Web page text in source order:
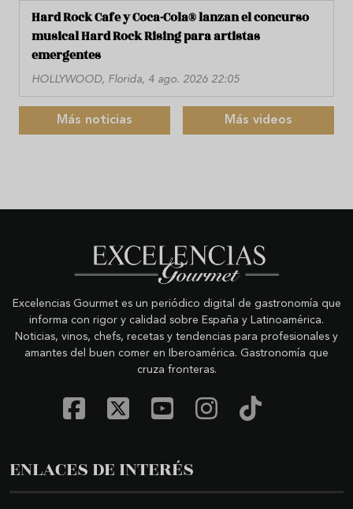
Hard Rock Cafe y Coca-Cola® lanzan el concurso
musical Hard Rock Rising para artistas
emergentes
HOLLYWOOD, Florida, 4 ago. 2026 22:05
Más noticias Más videos
Excelencias Gourmet es un periódico digital de gastronomía que
informa con rigor y calidad sobre España y Latinoamérica.
Noticias, vinos, chefs, recetas y tendencias para profesionales y
amantes del buen comer en Iberoamérica. Gastronomía que
cruza fronteras.
ENLACES DE INTERÉS